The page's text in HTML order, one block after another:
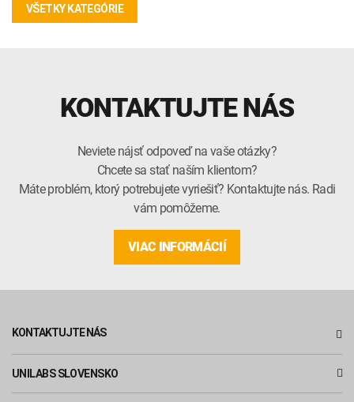
VŠETKY KATEGÓRIE
KONTAKTUJTE NÁS
Neviete nájsť odpoveď na vaše otázky?
Chcete sa stať naším klientom?
Máte problém, ktorý potrebujete vyriešiť? Kontaktujte nás. Radi
vám pomôžeme.
VIAC INFORMÁCIÍ
KONTAKTUJTE NÁS
UNILABS SLOVENSKO